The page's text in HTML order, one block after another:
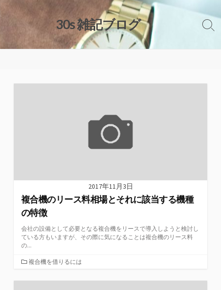
コ
ン
30s 雑記ブログ
検
2017年11月3日
複合機のリース料相場とそれに該当する機種
の特徴
会社の設備として必要となる複合機をリースで導入しようと検討し
ている方もいますが、その際に気になることは複合機のリース料
の...
カ
ゴ
複合機を借りるには